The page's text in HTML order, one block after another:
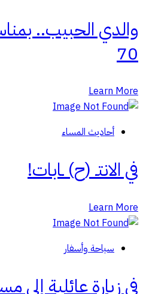
والدي الحبيب..
70
Learn More
أحاديث المساء
في الانتـ (ح) ـابات!
Learn More
سياحة وأسفار
في زيارة عائلية إلى